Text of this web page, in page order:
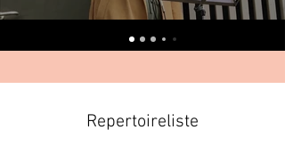
Repertoireliste